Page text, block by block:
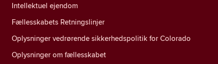
Intellektuel ejendom
Fællesskabets Retningslinjer
Oplysninger vedrørende sikkerhedspolitik for Colorado
Oplysninger om fællesskabet